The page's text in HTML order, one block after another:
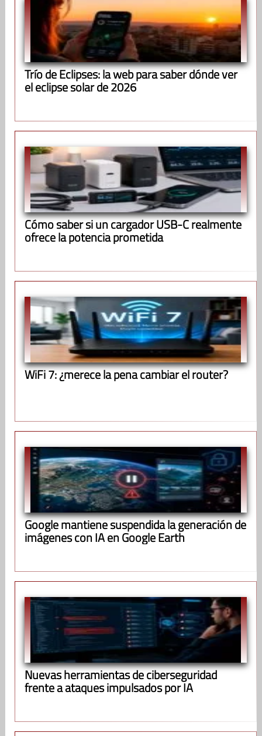
Trío de Eclipses: la web para saber dónde ver
el eclipse solar de 2026
Cómo saber si un cargador USB-C realmente
ofrece la potencia prometida
WiFi 7: ¿merece la pena cambiar el router?
Google mantiene suspendida la generación de
imágenes con IA en Google Earth
Nuevas herramientas de ciberseguridad
frente a ataques impulsados por IA